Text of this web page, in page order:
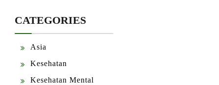
CATEGORIES
Asia
Kesehatan
Kesehatan Mental